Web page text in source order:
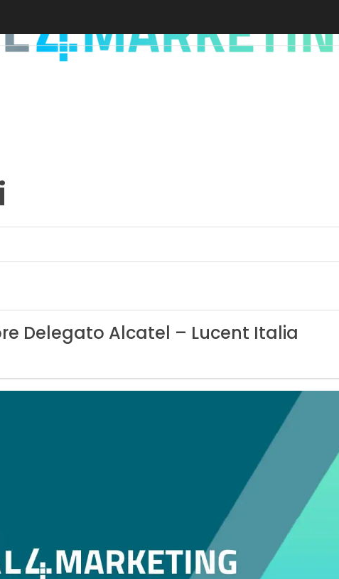
Delegato Alcatel – Lucent Italia